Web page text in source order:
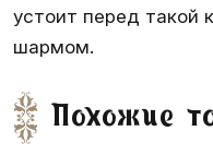
устоит перед такой
шармом.
Похожие